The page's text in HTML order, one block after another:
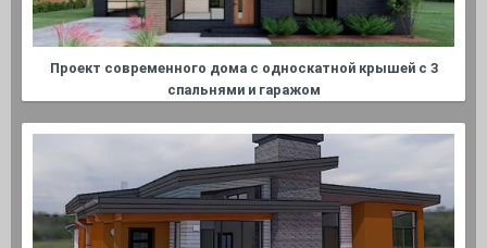
Проект современного дома с односкатной крышей с 3
спальнями и гаражом